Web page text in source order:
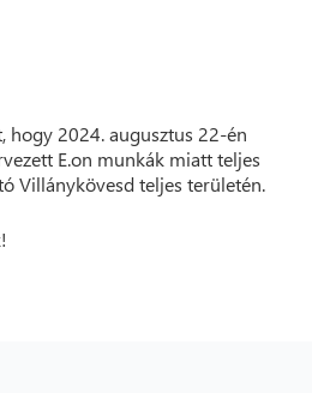
hogy 2024. augusztus 22-én
E.on munkák miatt teljes
Villánykövesd teljes területén.